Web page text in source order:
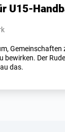
U15-
Gemeinschaften
bewirken. Der
das.